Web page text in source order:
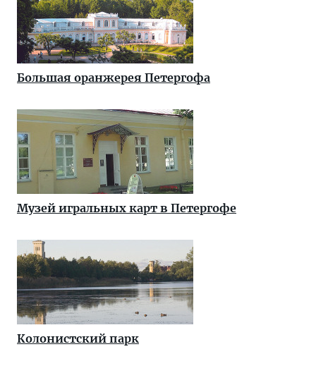
Большая оранжерея Петергофа
Музей игральных карт в Петергофе
Колонистский парк